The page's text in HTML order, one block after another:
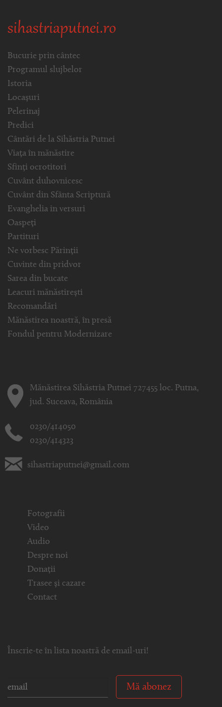
sihastriaputnei.ro
Bucurie prin cântec
Programul slujbelor
Istoria
Locașuri
Pelerinaj
Predici
Cântări de la Sihăstria Putnei
Viața în mănăstire
Sfinți ocrotitori
Cuvânt duhovnicesc
Cuvânt din Sfânta Scriptură
Evanghelia in versuri
Oaspeți
Partituri
Ne vorbesc Părinții
Cuvinte din pridvor
Sarea din bucate
Leacuri mănăstirești
Recomandări
Mănăstirea noastră, în presă
Fondul pentru Modernizare
Mănăstirea Sihăstria Putnei 727455 loc. Putna,
jud. Suceava, România
0230/414050
0230/414323
sihastriaputnei@gmail.com
Fotografii
Video
Audio
Despre noi
Donații
Trasee și cazare
Contact
Înscrie-te în lista noastră de email-uri!
Mă abonez